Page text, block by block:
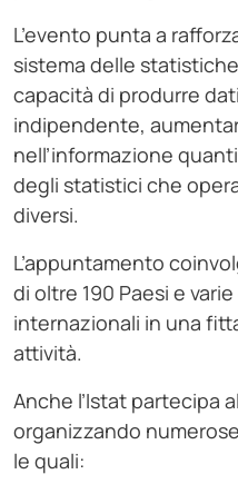
L’evento punta a
sistema delle
capacità di produrre
indipendente,
nell’informazione
degli statistici che
diversi.
L’appuntamento
di oltre 190 Paesi e
internazionali in una
attività.
Anche l’Istat partecipa
organizzando
le quali: